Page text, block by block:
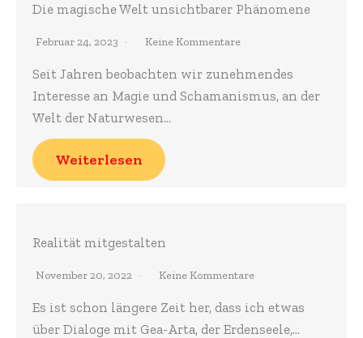
Die magische Welt unsichtbarer Phänomene
Februar 24, 2023 Keine Kommentare
Seit Jahren beobachten wir zunehmendes
Interesse an Magie und Schamanismus, an der
Welt der Naturwesen…
Weiterlesen
Realität mitgestalten
November 20, 2022 Keine Kommentare
Es ist schon längere Zeit her, dass ich etwas
über Dialoge mit Gea-Arta, der Erdenseele,…